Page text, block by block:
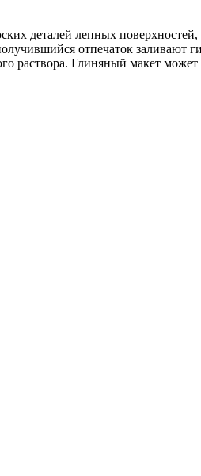
деталей лепных поверхностей,
отпечаток заливают
раствора. Глиняный макет может